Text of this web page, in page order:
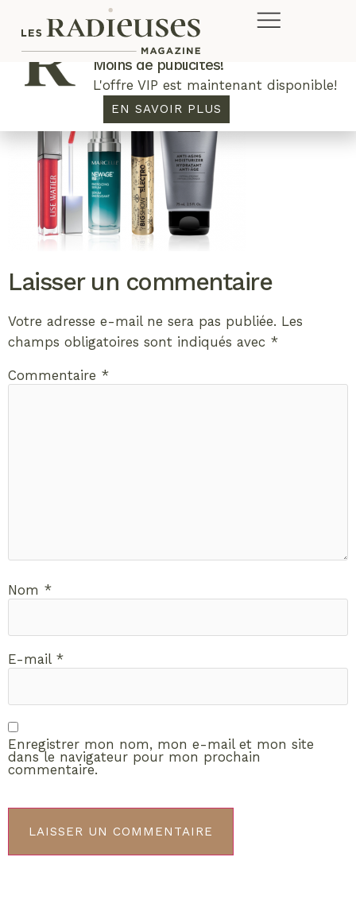
Laisser un commentaire
Votre adresse e-mail ne sera pas publiée. Les
champs obligatoires sont indiqués avec *
Commentaire *
Nom *
E-mail *
Enregistrer mon nom, mon e-mail et mon site
dans le navigateur pour mon prochain
commentaire.
Plus de concours. Plus de rabais.
Moins de publicités!
L'offre VIP est maintenant disponible!
EN SAVOIR PLUS